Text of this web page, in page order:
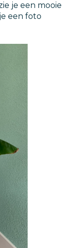
je een mooie
een foto